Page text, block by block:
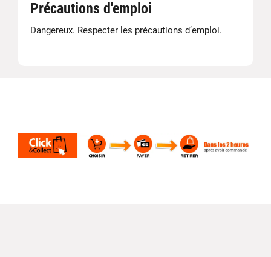
Précautions d'emploi
Dangereux. Respecter les précautions d’emploi.